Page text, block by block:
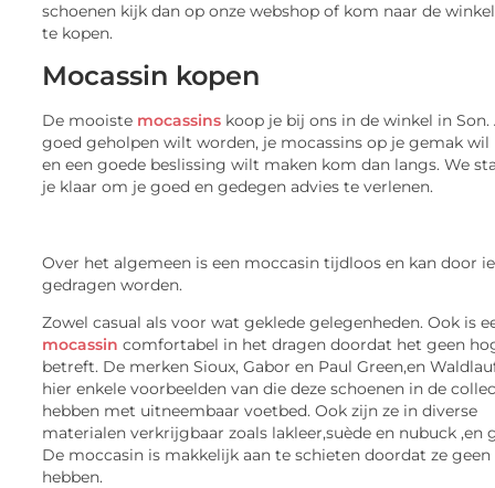
schoenen kijk dan op onze webshop of kom naar de
te kopen.
Mocassin kopen
De mooiste mocassins koop je bij ons in de winkel in Son.
goed geholpen wilt worden, je mocassins op je gemak wil
en een goede beslissing wilt maken kom dan langs. We
je klaar om je goed en gedegen advies te verlenen.
Over het algemeen is een moccasin tijdloos en kan door
gedragen worden.
Zowel casual als voor wat geklede gelegenheden. Ook is
mocassin comfortabel in het dragen doordat het geen
betreft. De merken Sioux, Gabor en Paul Green,en
hier enkele voorbeelden van die deze schoenen in de
hebben met uitneembaar voetbed. Ook zijn ze in diverse
materialen verkrijgbaar zoals lakleer,suède en nubuck ,en
De moccasin is makkelijk aan te schieten doordat ze geen
hebben.